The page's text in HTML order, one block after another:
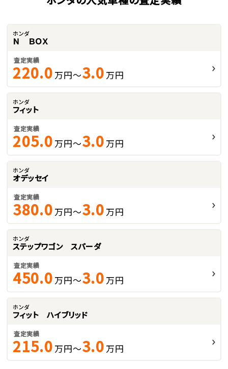
ホンダ
Ｎ ＢＯＸ
査定実績
220.0 万円～3.0 万円
ホンダ
フィット
査定実績
205.0 万円～3.0 万円
ホンダ
オデッセイ
査定実績
380.0 万円～3.0 万円
ホンダ
ステップワゴン スパーダ
査定実績
450.0 万円～3.0 万円
ホンダ
フィット ハイブリッド
査定実績
215.0 万円～3.0 万円